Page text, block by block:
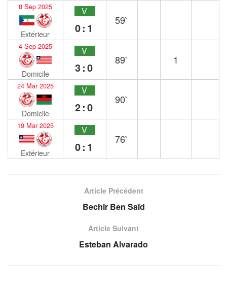
8 Sep 2025
Extérieur
V
0:1
59`
4 Sep 2025
Domicile
V
3:0
89` 1
24 Mar 2025
Domicile
V
2:0
90`
19 Mar 2025
Extérieur
V
0:1
76`
Article Précédent
Bechir Ben Saïd
Article Suivant
Esteban Alvarado